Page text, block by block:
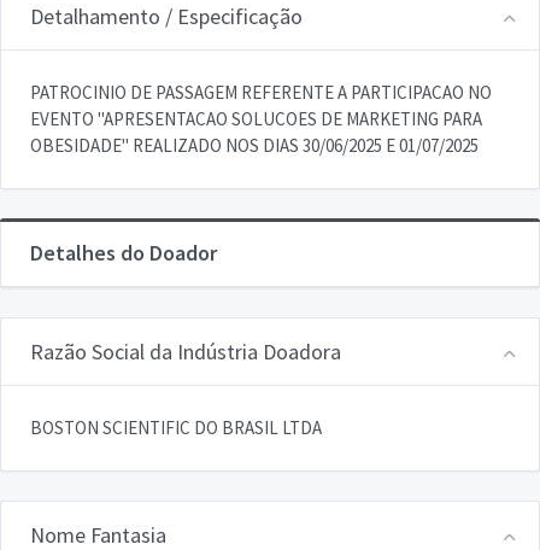
Detalhamento / Especificação
PATROCINIO DE PASSAGEM REFERENTE A PARTICIPACAO NO
EVENTO "APRESENTACAO SOLUCOES DE MARKETING PARA
OBESIDADE" REALIZADO NOS DIAS 30/06/2025 E 01/07/2025
Detalhes do Doador
Razão Social da Indústria Doadora
BOSTON SCIENTIFIC DO BRASIL LTDA
Nome Fantasia